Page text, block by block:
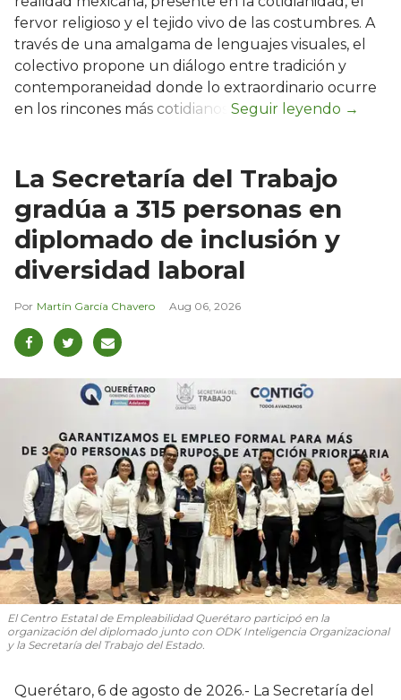
fervor religioso y el tejido vivo de las costumbres. A
través de una amalgama de lenguajes visuales, el
colectivo propone un diálogo entre tradición y
contemporaneidad donde lo extraordinario ocurre
en los rincones más cotidianos.
La Secretaría del Trabajo
gradúa a 315 personas en
diplomado de inclusión y
diversidad laboral
Martín García Chavero Aug 06, 2026
El Centro Estatal de Empleabilidad Querétaro participó en la
organización del diplomado junto con ODK Inteligencia Organizacional
y la Secretaría del Trabajo del Estado.
Querétaro, 6 de agosto de 2026.- La Secretaría del